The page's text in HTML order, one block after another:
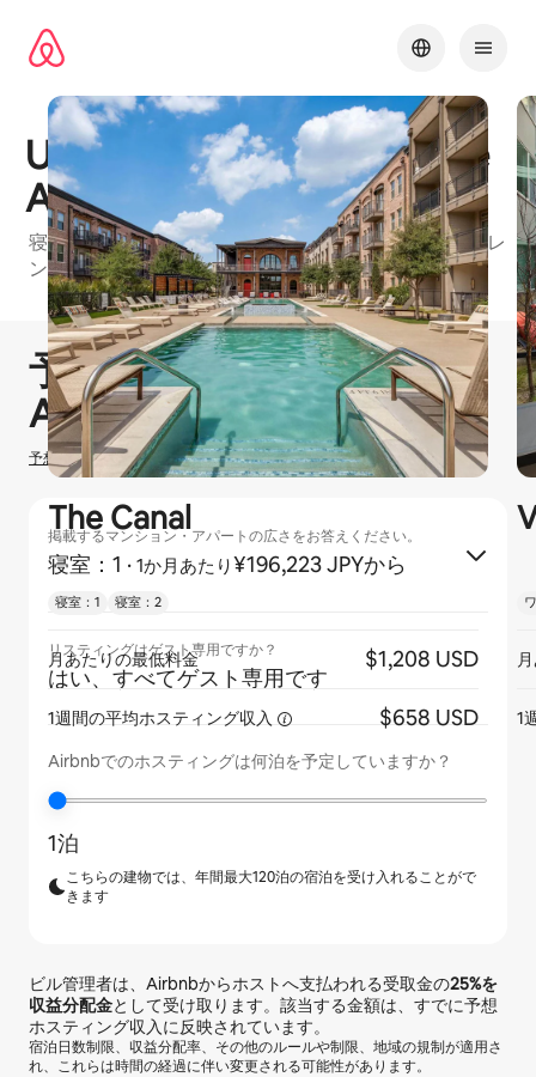
Union At Carrollton Square
Apartments
寝室：1、寝室：2のお部屋がある、DallasのAirbnbフレ
ンドリーマンション・アパートの建物
0件中0件表示
1 / 30
予想ホスティング収⁠入¥0
Airbnbでのホ⁠ス⁠テ⁠ィ⁠ン⁠グ
予想ホスティング収入の計算方法を確認する
掲載するマンション・アパートの広さをお答えください。
寝室：1 · 1か月あたり¥196,223 JPYから
リスティングはゲスト専用ですか？
はい、すべてゲスト専用です
Airbnbでのホスティングは何泊を予定していますか？
1泊
こちらの建物では、年間最大120泊の宿泊を受け入れることがで
きます
ビル管理者は、Airbnbからホストへ支払われる受取金の25%を
収益分配金として受け取ります。該当する金額は、すでに予想
ホスティング収入に反映されています。
宿泊日数制限、収益分配率、その他のルールや制限、地域の規制が適用さ
れ、これらは時間の経過に伴い変更される可能性があります。
The Canal
寝室：1 寝室：2
月あたりの最低料金 $1,208 USD
1週間の平均ホスティング収入 $658 USD 1